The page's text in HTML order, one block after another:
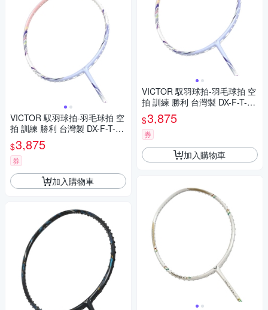
VICTOR 馭羽球拍-羽毛球拍 空
拍 訓練 勝利 台灣製 DX-F-T-4
U 紫粉白銀黃
$3,875
券
加入購物車
VICTOR 馭羽球拍-羽毛球拍 空
拍 訓練 勝利 台灣製 DX-F-T-5
U 紫粉白銀黃
$3,875
券
加入購物車